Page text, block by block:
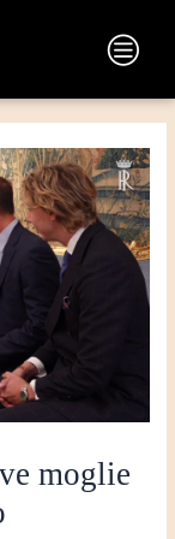
Main
Menu
moglie